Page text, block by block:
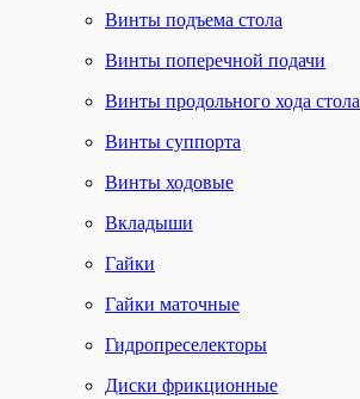
Винты подъема стола
Винты поперечной подачи
Винты продольного хода стола
Винты суппорта
Винты ходовые
Вкладыши
Гайки
Гайки маточные
Гидропреселекторы
Диски фрикционные